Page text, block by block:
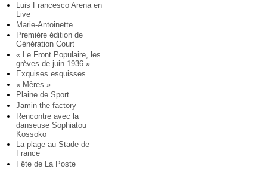
Luis Francesco Arena en
Live
Marie-Antoinette
Première édition de
Génération Court
« Le Front Populaire, les
grèves de juin 1936 »
Exquises esquisses
« Mères »
Plaine de Sport
Jamin the factory
Rencontre avec la
danseuse Sophiatou
Kossoko
La plage au Stade de
France
Fête de La Poste